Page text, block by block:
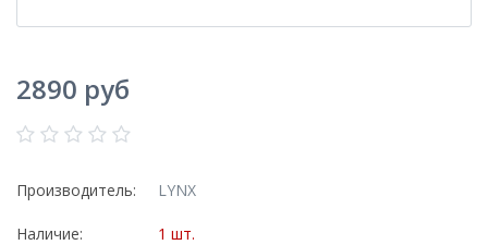
2890 руб
Производитель: LYNX
Наличие: 1 шт.